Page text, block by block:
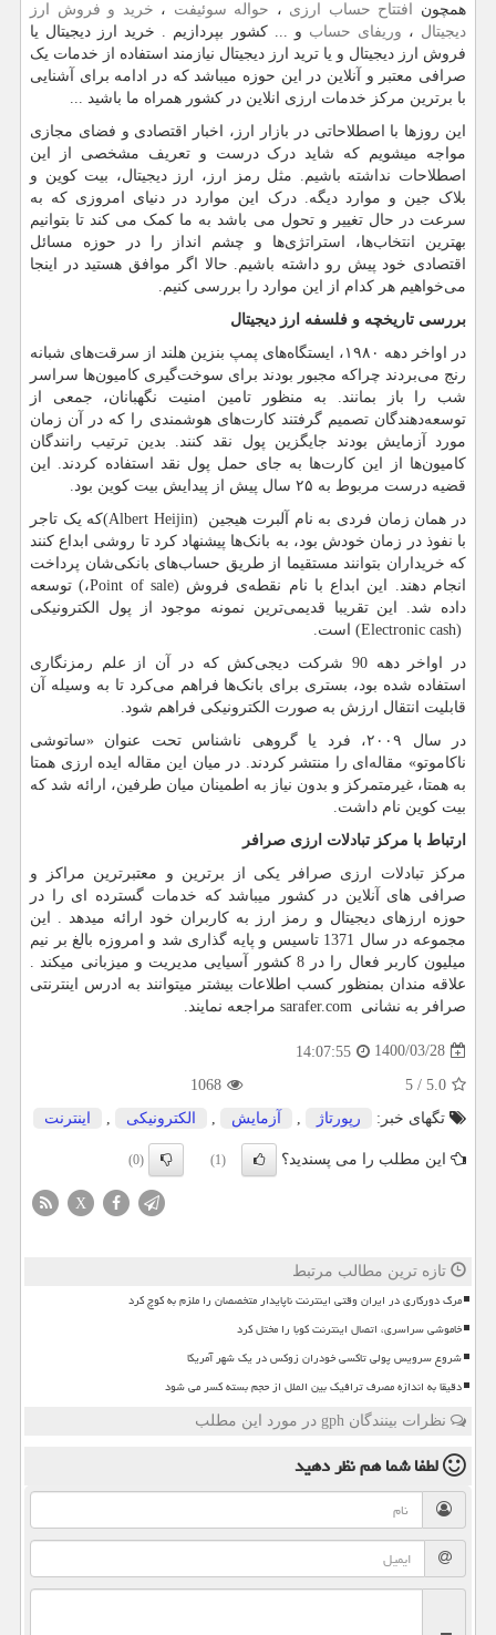
همچون
افتتاح حساب ارزی ، حواله سوئیفت ، خرید و فروش ارز
دیجیتال ، وریفای حساب و ... کشور بپردازیم . خرید ارز دیجیتال یا
فروش ارز دیجیتال و یا ترید ارز دیجیتال نیازمند استفاده از خدمات یک
صرافی معتبر و آنلاین در این حوزه میباشد که در ادامه برای آشنایی
با برترین مرکز خدمات ارزی انلاین در کشور همراه ما باشید ...
این روزها با اصطلاحاتی در بازار ارز، اخبار اقتصادی و فضای مجازی
مواجه میشویم که شاید درک درست و تعریف مشخصی از این
اصطلاحات نداشته باشیم. مثل رمز ارز، ارز دیجیتال، بیت کوین و
بلاک جین و موارد دیگه. درک این موارد در دنیای امروزی که به
سرعت در حال تغییر و تحول می باشد به ما کمک می کند تا بتوانیم
بهترین انتخاب‌ها، استراتژی‌ها و چشم انداز را در حوزه مسائل
اقتصادی خود پیش رو داشته باشیم. حالا اگر موافق هستید در اینجا
می‌خواهیم هر کدام از این موارد را بررسی کنیم.
بررسی تاریخچه و فلسفه ارز دیجیتال
در اواخر دهه‌ ۱۹۸۰، ایستگاه‌های پمپ بنزین هلند از سرقت‌های شبانه
رنج می‌بردند چراکه مجبور بودند برای سوخت‌گیری کامیون‌ها سراسر
شب را باز بمانند. به منظور تامین امنیت نگهبانان، جمعی از
توسعه‌دهندگان تصمیم گرفتند کارت‌های هوشمندی را که در آن زمان
مورد آزمایش بودند جایگزین پول نقد کنند. بدین ترتیب رانندگان
کامیون‌ها از این کارت‌ها به جای حمل پول نقد استفاده کردند. این
قضیه درست مربوط به ۲۵ سال پیش از پیدایش بیت کوین بود.
در همان زمان فردی به نام آلبرت هیجین (Albert Heijin)که یک تاجر
با نفوذ در زمان خودش بود، به بانک‌ها پیشنهاد کرد تا روشی ابداع کنند
که خریداران بتوانند مستقیما از طریق حساب‌های بانکی‌شان پرداخت
انجام دهند. این ابداع با نام نقطه‌ی فروش Point of sale)،(توسعه
داده شد. این تقریبا قدیمی‌ترین نمونه موجود از پول الکترونیکی
(Electronic cash) است.
در اواخر دهه 90 شرکت دیجی‌کش که در آن از علم رمزنگاری
استفاده شده بود، بستری برای بانک‌ها فراهم می‌کرد تا به وسیله آن
قابلیت انتقال ارزش به صورت الکترونیکی فراهم شود.
در سال ۲۰۰۹، فرد یا گروهی ناشناس تحت عنوان «ساتوشی
ناکاموتو» مقاله‌ای را منتشر کردند. در میان این مقاله ایده ارزی همتا
به همتا، غیرمتمرکز و بدون نیاز به اطمینان میان طرفین، ارائه شد که
بیت کوین نام داشت.
ارتباط با مرکز تبادلات ارزی صرافر
مرکز تبادلات ارزی صرافر یکی از برترین و معتبرترین مراکز و
صرافی های آنلاین در کشور میباشد که خدمات گسترده ای را در
حوزه ارزهای دیجیتال و رمز ارز به کاربران خود ارائه میدهد . این
مجموعه در سال 1371 تاسیس و پایه گذاری شد و امروزه بالغ بر نیم
میلیون کاربر فعال را در 8 کشور آسیایی مدیریت و میزبانی میکند .
علاقه مندان بمنظور کسب اطلاعات بیشتر میتوانند به ادرس اینترنتی
صرافر به نشانی sarafer.com مراجعه نمایند.
1400/03/28
14:07:55
5.0
/
5
1068
تگهای خبر:
رپورتاژ , آزمایش , الكترونیكی , اینترنت
این مطلب را می پسندید؟ (1)
(0)
X
تازه ترین مطالب مرتبط
مرگ دورکاری در ایران وقتی اینترنت ناپایدار متخصصان را ملزم به کوچ کرد
خاموشی سراسری، اتصال اینترنت کوبا را مختل کرد
شروع سرویس پولی تاکسی خودران زوکس در یک شهر آمریکا
دقیقا به اندازه مصرف ترافیک بین الملل از حجم بسته کسر می شود
نظرات بینندگان gph در مورد این مطلب
لطفا شما همنظر دهید